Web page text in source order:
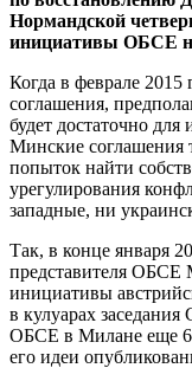
Нормандской
инициативы ОБСЕ
Когда в феврале
соглашения,
будет достаточно
Минские
попыток найти
урегулирования
западные, ни
Так, в конце января
представителя ОБСЕ
инициативы
в кулуарах
ОБСЕ в Милане еще
его идеи